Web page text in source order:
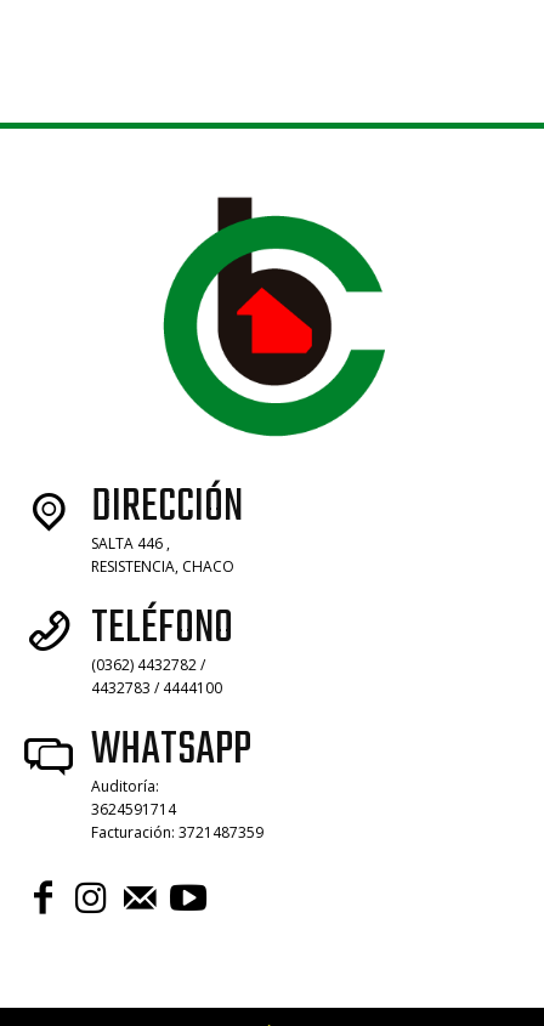
DIRECCIÓN
SALTA 446 ,
RESISTENCIA, CHACO
TELÉFONO
(0362) 4432782 /
4432783 / 4444100
WHATSAPP
Auditoría:
3624591714
Facturación: 3721487359